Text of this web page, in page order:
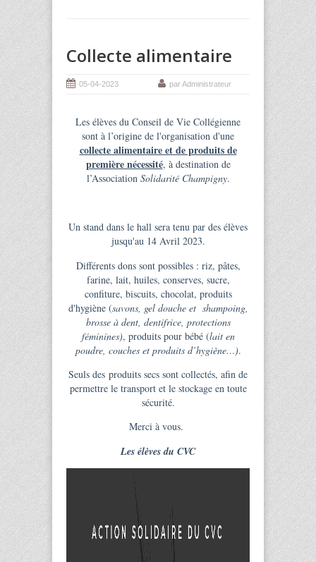
Collecte alimentaire
05-04-2023 par Administrateur
Les élèves du Conseil de Vie Collégienne
sont à l’origine de l'organisation d'une
collecte alimentaire et de produits de
première nécessité, à destination de
l’Association Solidarité Champigny.
Un stand dans le hall sera tenu par des élèves
jusqu'au 14 Avril 2023.
Différents dons sont possibles : riz, pâtes,
farine, lait, huiles, conserves, sucre,
confiture, biscuits, chocolat, produits
d'hygiène (savons, gel douche et shampoing,
brosse à dent, dentifrice, protections
féminines), produits pour bébé (lait en
poudre, couches et produits d’hygiène…).
Seuls des produits secs sont collectés, afin de
permettre le transport et le stockage en toute
sécurité.
Merci à vous.
Les élèves du CVC